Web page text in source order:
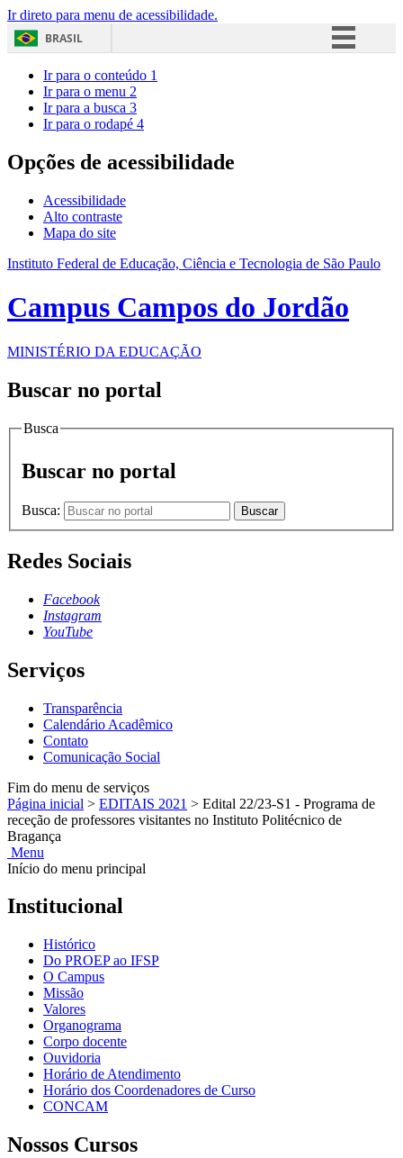
Ir direto para menu de acessibilidade.
BRASIL
Acesso à informação
Ir para o conteúdo 1
Ir para o menu 2
Ir para a busca 3
Ir para o rodapé 4
Opções de acessibilidade
Acessibilidade
Alto contraste
Mapa do site
Instituto Federal de Educação, Ciência e Tecnologia de São Paulo
Campus Campos do Jordão
MINISTÉRIO DA EDUCAÇÃO
Buscar no portal
Busca
Buscar no portal
Busca: Buscar
Redes Sociais
Facebook
Instagram
YouTube
Serviços
Transparência
Calendário Acadêmico
Contato
Comunicação Social
Fim do menu de serviços
Página inicial > EDITAIS 2021 > Edital 22/23-S1 - Programa de
receção de professores visitantes no Instituto Politécnico de
Bragança
Menu
Início do menu principal
Institucional
Histórico
Do PROEP ao IFSP
O Campus
Missão
Valores
Organograma
Corpo docente
Ouvidoria
Horário de Atendimento
Horário dos Coordenadores de Curso
CONCAM
Nossos Cursos